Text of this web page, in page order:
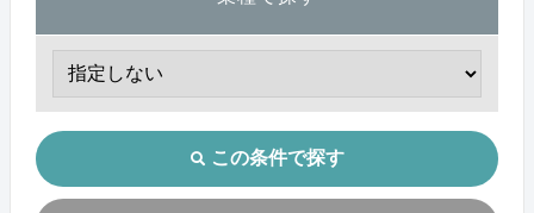
この条件で探す